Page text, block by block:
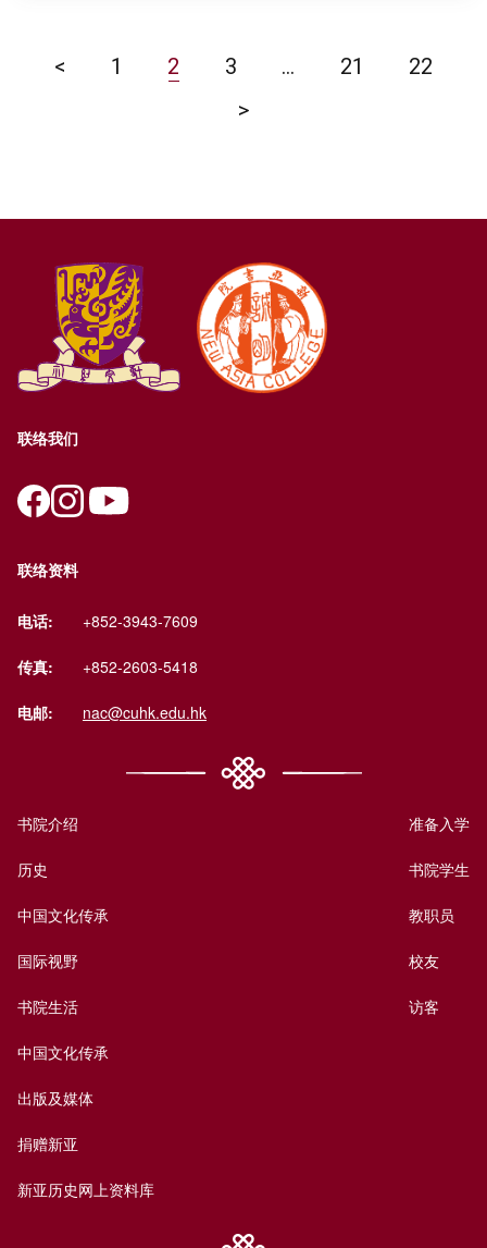
< 1 2 3 … 21
22
>
联络我们
联络资料
电话: +852-3943-7609
传真: +852-2603-5418
电邮: nac@cuhk.edu.hk
书院介绍
历史
中国文化传承
国际视野
书院生活
中国文化传承
出版及媒体
捐赠新亚
新亚历史网上资料库
准备入学
书院学生
教职员
校友
访客